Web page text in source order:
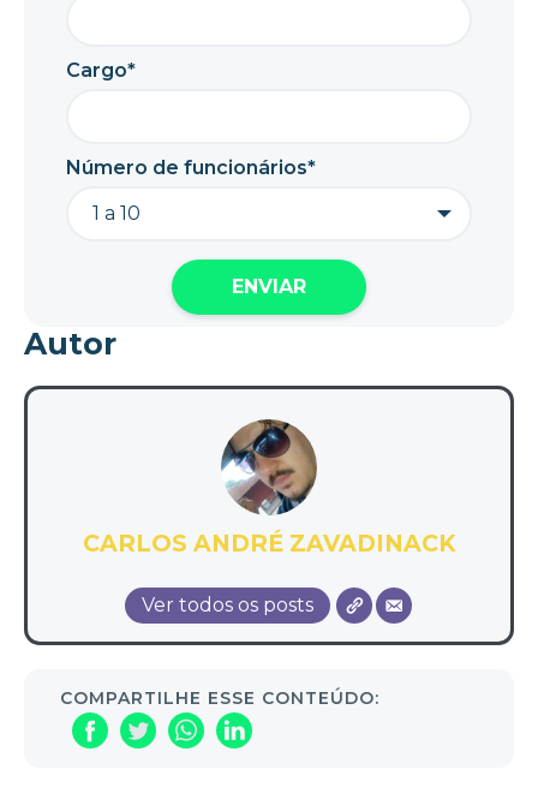
Cargo*
Número de funcionários*
Autor
CARLOS ANDRÉ ZAVADINACK
Ver todos os posts
COMPARTILHE ESSE CONTEÚDO: